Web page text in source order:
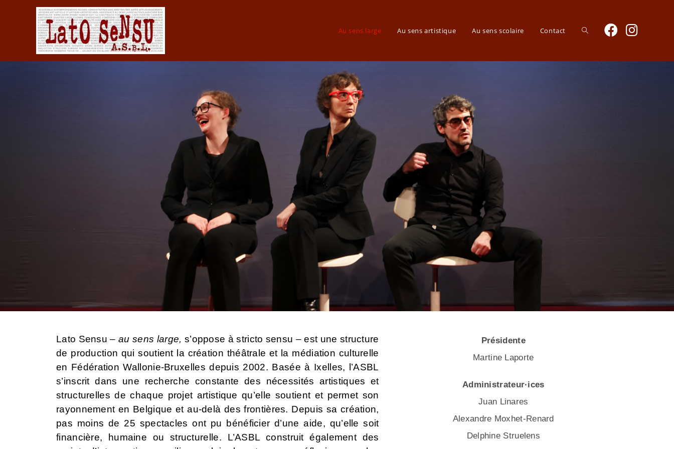
Au sens large Au sens artistique Au sens scolaire Contact
Lato Sensu –au sens large, s’oppose à stricto sensu – est une structure
de production qui soutient la création théâtrale et la médiation culturelle
en Fédération Wallonie-Bruxelles depuis 2002. Basée à Ixelles, l’ASBL
s’inscrit dans une recherche constante des nécessités artistiques et
structurelles de chaque projet artistique qu’elle soutient et permet son
rayonnement en Belgique et au-delà des frontières. Depuis sa création,
pas moins de 25 spectacles ont pu bénéficier d’une aide, qu’elle soit
financière, humaine ou structurelle. L’ASBL construit également des
Présidente
Martine Laporte
Administrateur·ices
Juan Linares
Alexandre Moxhet-Renard
Delphine Struelens